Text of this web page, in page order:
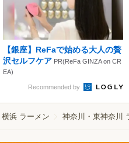
【銀座】ReFaで始める大人の贅
沢セルフケア PR(ReFa GINZA on CR
EA)
Recommended by
横浜 ラーメン 神奈川・東神奈川